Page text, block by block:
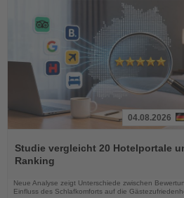
Sie
die
Nachrichten
04.08.2026
Studie vergleicht 20 Hotelportale
Ranking
Neue Analyse zeigt Unterschiede zwischen
Einfluss des Schlafkomforts auf die